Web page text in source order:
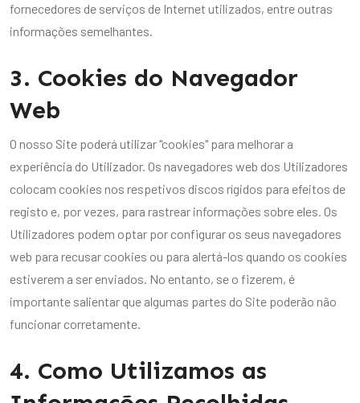
fornecedores de serviços de Internet utilizados, entre outras
informações semelhantes.
3. Cookies do Navegador
Web
O nosso Site poderá utilizar "cookies" para melhorar a
experiência do Utilizador. Os navegadores web dos Utilizadores
colocam cookies nos respetivos discos rígidos para efeitos de
registo e, por vezes, para rastrear informações sobre eles. Os
Utilizadores podem optar por configurar os seus navegadores
web para recusar cookies ou para alertá-los quando os cookies
estiverem a ser enviados. No entanto, se o fizerem, é
importante salientar que algumas partes do Site poderão não
funcionar corretamente.
4. Como Utilizamos as